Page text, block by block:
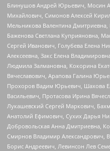
Блинушов Андрей Юрьевич, Мосин
Михайлович, Симонов Алексей
Мельникова Валентина
Баженова Светлана Куприяновна,
Сергей Иванович, Голубева Елена
Алексеевна, Закс Елена
Людмила Залмановна, Кокорина
Вячеславович, Арапова Галина
Прохоров Вадим Юрьевич, Шахова
Васильевич, Протасова Ирина
Лукашевский Сергей Маркович,
Анатолий Ефимович, Сухих Дарья
Добровольская Анна Дмитриевна,
Смирнов Владимир Александрович,
Борис Андреевич, Левинсон Лев